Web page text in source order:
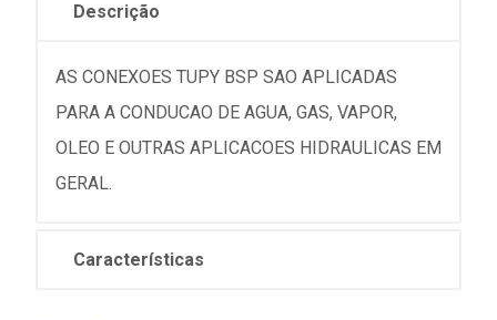
Descrição
AS CONEXOES TUPY BSP SAO APLICADAS
PARA A CONDUCAO DE AGUA, GAS, VAPOR,
OLEO E OUTRAS APLICACOES HIDRAULICAS EM
GERAL.
Características